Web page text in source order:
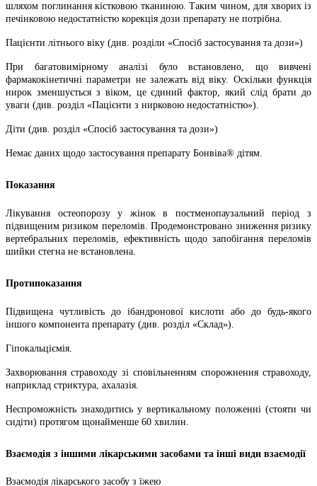
шляхом поглинання кістковою тканиною. Таким чином, для хворих із
печінковою недостатністю корекція дози препарату не потрібна.
Пацієнти літнього віку (див. розділи «Спосіб застосування та дози»)
При багатовимірному аналізі було встановлено, що вивчені
фармакокінетичні параметри не залежать від віку. Оскільки функція
нирок зменшується з віком, це єдиний фактор, який слід брати до
уваги (див. розділ «Пацієнти з нирковою недостатністю»).
Діти (див. розділ «Спосіб застосування та дози»)
Немає даних щодо застосування препарату Бонвіва® дітям.
Показання
Лікування остеопорозу у жінок в постменопаузальний період з
підвищеним ризиком переломів. Продемонстровано зниження ризику
вертебральних переломів, ефективність щодо запобігання переломів
шийки стегна не встановлена.
Протипоказання
Підвищена чутливість до ібандронової кислоти або до будь-якого
іншого компонента препарату (див. розділ «Склад»).
Гіпокальціємія.
Захворювання стравоходу зі сповільненням спорожнення стравоходу,
наприклад стриктура, ахалазія.
Неспроможність знаходитись у вертикальному положенні (стояти чи
сидіти) протягом щонайменше 60 хвилин.
Взаємодія з іншими лікарськими засобами та інші види взаємодії
Взаємодія лікарського засобу з їжею